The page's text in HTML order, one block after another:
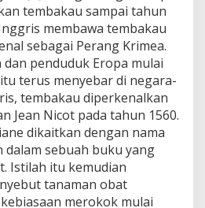
tembakau sampai tahun
membawa tembakau
sebagai Perang Krimea.
penduduk Eropa mulai
terus menyebar di negara-
tembakau diperkenalkan
Jean Nicot pada tahun 1560.
dikaitkan dengan nama
dalam sebuah buku yang
Istilah itu kemudian
tanaman obat
merokok mulai